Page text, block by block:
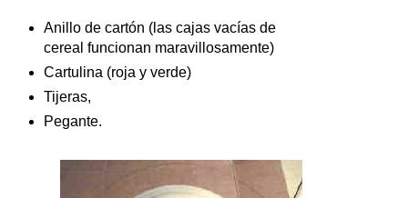
Anillo de cartón (las cajas vacías de
cereal funcionan maravillosamente)
Cartulina (roja y verde)
Tijeras,
Pegante.